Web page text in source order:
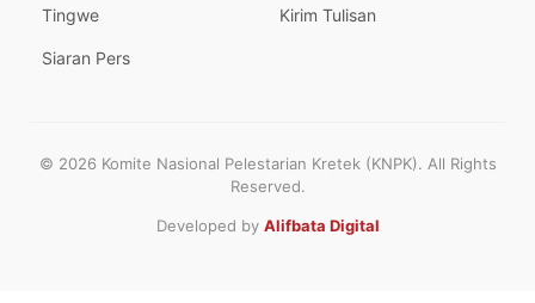
Tingwe
Siaran Pers
Kirim Tulisan
© 2026 Komite Nasional Pelestarian Kretek (KNPK). All Rights
Reserved.
Developed by Alifbata Digital